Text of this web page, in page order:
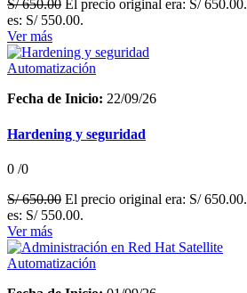
S/650.00 El precio original era: S/ 650.00.
es: S/ 550.00.
Ver más
Automatización
Fecha de Inicio: 22/09/26
Hardening y seguridad
0 /0
S/650.00 El precio original era: S/ 650.00.
es: S/ 550.00.
Ver más
Automatización